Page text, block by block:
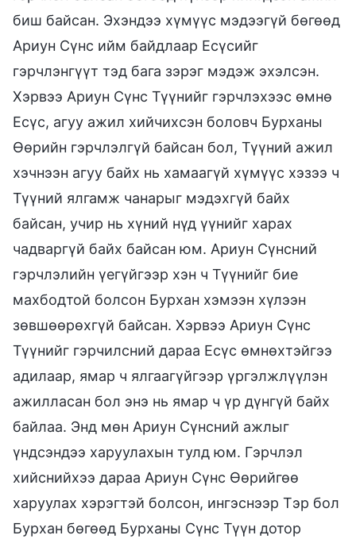
биш байсан. Эхэндээ хүмүүс мэдээгүй бөгөөд
Ариун Сүнс ийм байдлаар Есүсийг
гэрчлэнгүүт тэд бага зэрэг мэдэж эхэлсэн.
Хэрвээ Ариун Сүнс Түүнийг гэрчлэхээс өмнө
Есүс, агуу ажил хийчихсэн боловч Бурханы
Өөрийн гэрчлэлгүй байсан бол, Түүний ажил
хэчнээн агуу байх нь хамаагүй хүмүүс хэзээ ч
Түүний ялгамж чанарыг мэдэхгүй байх
байсан, учир нь хүний нүд үүнийг харах
чадваргүй байх байсан юм. Ариун Сүнсний
гэрчлэлийн үегүйгээр хэн ч Түүнийг бие
махбодтой болсон Бурхан хэмээн хүлээн
зөвшөөрөхгүй байсан. Хэрвээ Ариун Сүнс
Түүнийг гэрчилсний дараа Есүс өмнөхтэйгээ
адилаар, ямар ч ялгаагүйгээр үргэлжлүүлэн
ажилласан бол энэ нь ямар ч үр дүнгүй байх
байлаа. Энд мөн Ариун Сүнсний ажлыг
үндсэндээ харуулахын тулд юм. Гэрчлэл
хийснийхээ дараа Ариун Сүнс Өөрийгөө
харуулах хэрэгтэй болсон, ингэснээр Тэр бол
Бурхан бөгөөд Бурханы Сүнс Түүн дотор